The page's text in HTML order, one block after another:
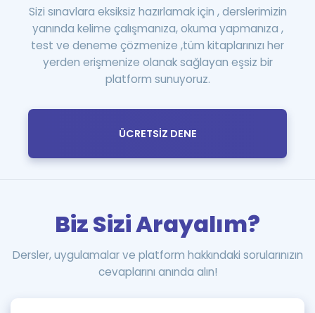
Sizi sınavlara eksiksiz hazırlamak için , derslerimizin
yanında kelime çalışmanıza, okuma yapmanıza ,
test ve deneme çözmenize ,tüm kitaplarınızı her
yerden erişmenize olanak sağlayan eşsiz bir
platform sunuyoruz.
ÜCRETSİZ DENE
Biz Sizi Arayalım?
Dersler, uygulamalar ve platform hakkındaki sorularınızın
cevaplarını anında alın!